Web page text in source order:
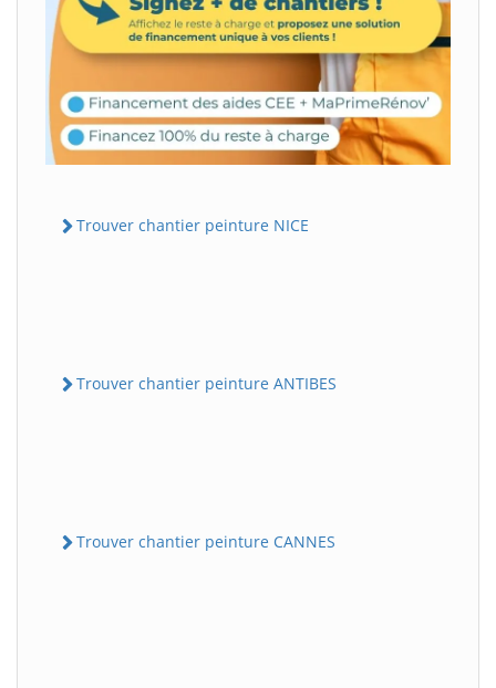
Trouver chantier peinture NICE
Trouver chantier peinture ANTIBES
Trouver chantier peinture CANNES